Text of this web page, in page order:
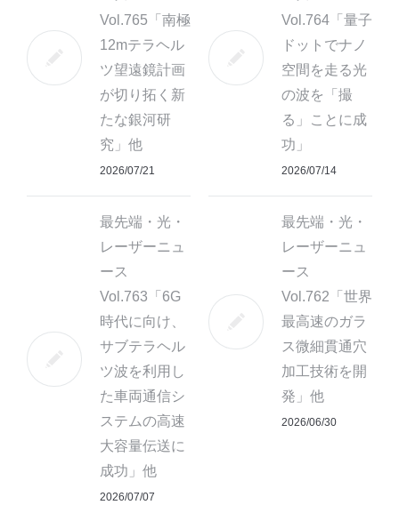
Vol.765「南極
12mテラヘル
ツ望遠鏡計画
が切り拓く新
たな銀河研
究」他
2026/07/21
Vol.764「量子
ドットでナノ
空間を走る光
の波を「撮
る」ことに成
功」
2026/07/14
最先端・光・
レーザーニュ
ース
Vol.763「6G
時代に向け、
サブテラヘル
ツ波を利用し
た車両通信シ
ステムの高速
大容量伝送に
成功」他
2026/07/07
最先端・光・
レーザーニュ
ース
Vol.762「世界
最高速のガラ
ス微細貫通穴
加工技術を開
発」他
2026/06/30